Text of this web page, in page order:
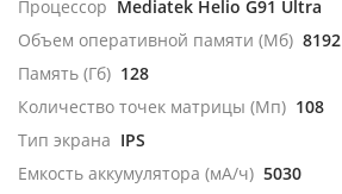
Процессор Mediatek Helio G91 Ultra
Объем оперативной памяти (Мб) 8192
Память (Гб) 128
Количество точек матрицы (Мп) 108
Тип экрана IPS
Емкость аккумулятора (мА/ч) 5030